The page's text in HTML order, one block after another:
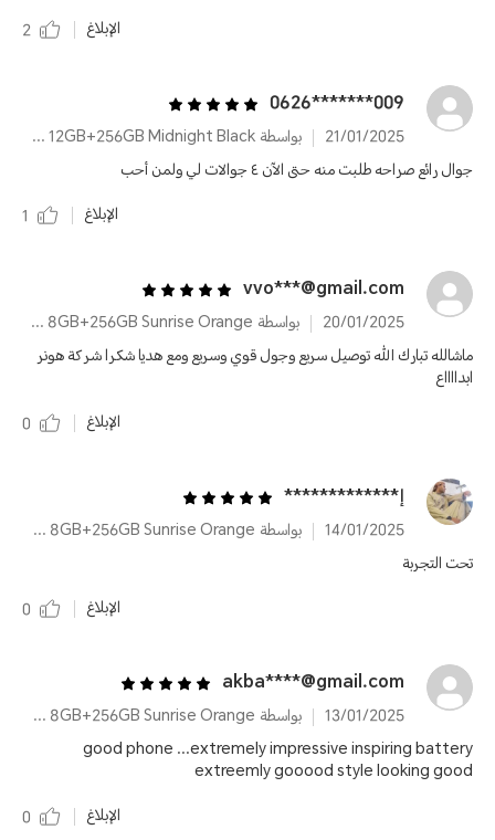
الإبلاغ
2
009*******0626
21/01/2025
بواسطة HONOR X9b 12GB+256GB Midnight Black
جوال رائع صراحه طلبت منه حتى الآن ٤ جوالات لي ولمن أحب
الإبلاغ
1
vvo***@gmail.com
20/01/2025
بواسطة HONOR X9b 8GB+256GB Sunrise Orange
ماشالله تبارك الله توصيل سريع وجول قوي وسريع ومع هديا شكرا شركة هونر
ابدااااع
الإبلاغ
0
إ*************
14/01/2025
بواسطة HONOR X9b 8GB+256GB Sunrise Orange
تحت التجربة
الإبلاغ
0
akba****@gmail.com
13/01/2025
بواسطة HONOR X9b 8GB+256GB Sunrise Orange
good phone ...extremely impressive inspiring battery
extreemly gooood style looking good
الإبلاغ
0